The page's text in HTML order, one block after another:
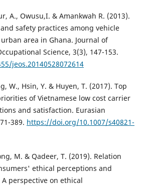
A., Owusu,I. & Amankwah R. (2013).
safety practices among vehicle
area in Ghana. Journal of
Science, 3(3), 147-153.
jeos.20140528072614
W., Hsin, Y. & Huyen, T. (2017). Top
of Vietnamese low cost carrier
and satisfaction. Eurasian
389. https://doi.org/10.1007/s40821-
M. & Qadeer, T. (2019). Relation
ethical perceptions and
perspective on ethical